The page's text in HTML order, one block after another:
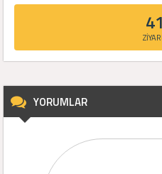
YORUMLAR